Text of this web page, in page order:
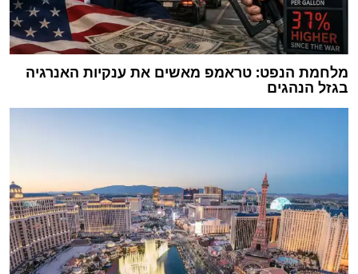
מלחמת הנפט: טראמפ מאשים את ענקיות האנרגיה
בגזל הנהגים